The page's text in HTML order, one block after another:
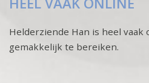
Helderziende Han is heel vaak
gemakkelijk te bereiken.